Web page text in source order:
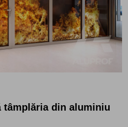
tâmplăria din aluminiu